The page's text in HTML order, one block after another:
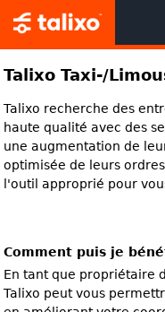
ACCUEIL
RÉSERVEZ
LES AVANTAGES DE
PARTENAIRE DE
À PROPOS DE NOUS
Talixo Taxi-/
Talixo recherche des
haute qualité avec des
une augmentation de
optimisée de leurs
l'outil approprié pour
Comment puis je
En tant que propriétaire
Talixo peut vous